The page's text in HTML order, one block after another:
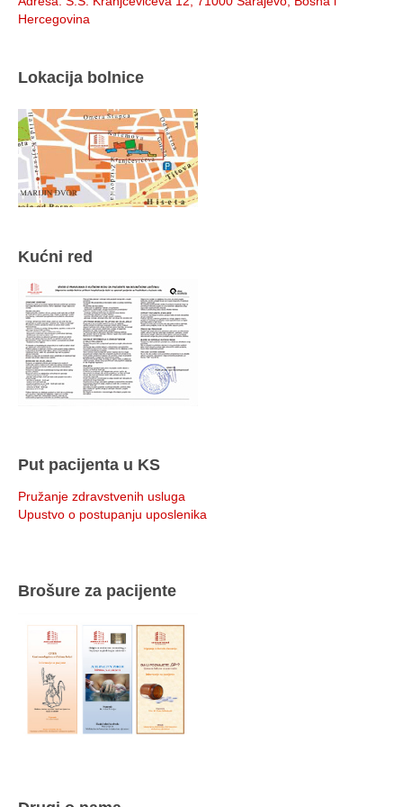
Hercegovina
Lokacija bolnice
Kućni red
Put pacijenta u KS
Pružanje zdravstvenih usluga
Upustvo o postupanju uposlenika
Brošure za pacijente